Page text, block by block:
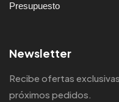
Presupuesto
Newsletter
Recibe ofertas
próximos pedidos.